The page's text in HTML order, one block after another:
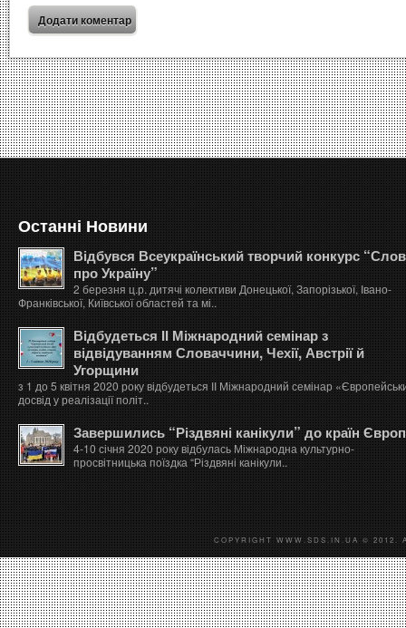
Останні Новини
Відбувся Всеукраїнський творчий конкурс
про Україну”
2 березня ц.р. дитячі колективи Донецької, Запорізької, Івано-
Франківської, Київської областей та мі..
Відбудеться ІІ Міжнародний семінар з
відвідуванням Словаччини, Чехії, Австрії й
Угорщини
з 1 до 5 квітня 2020 року відбудеться ІІ Міжнародний семінар
досвід у реалізації політ..
Завершились “Різдвяні канікули” до країн
4-10 січня 2020 року відбулась Міжнародна культурно-
просвітницька поїздка “Різдвяні канікули..
COPYRIGHT WWW.SDS.IN.UA © 2012.